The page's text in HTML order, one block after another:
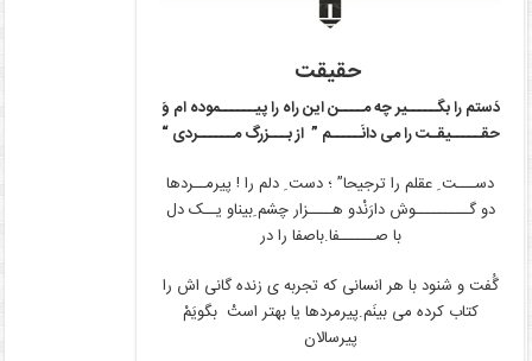
حقیقت
دَستم را بگـــــیر چه مــــن این راه را پیــــــموده ام وَ
حقـــــیقـت را می دانَـــــم ” از بـــزرگ مــــــردی “
دســـت ِ عقلم را ترجیحا” ؛ دست ِ دلم را ! پیرمــردها
دو گـــــــــوش دارَنْدو هــــزار چشم ِ‌بیناو یــک دل
‌با صــــــفا.باصفا را در
گُفت و شنود با هر انسانی که تجربه ی زنده گانی اش را
کتاب کرده می بینَم.پیرمردها یا بهتر استْ بگویَمْ
پیرسالان